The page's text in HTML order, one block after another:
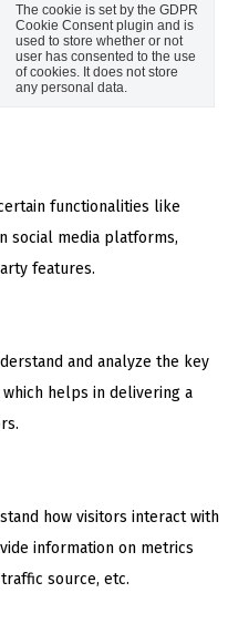
The cookie is set by the GDPR
Cookie Consent plugin and is
used to store whether or not
user has consented to the use
of cookies. It does not store
any personal data.
functionalities like
social media platforms,
features.
and analyze the key
helps in delivering a
how visitors interact with
information on metrics
source, etc.